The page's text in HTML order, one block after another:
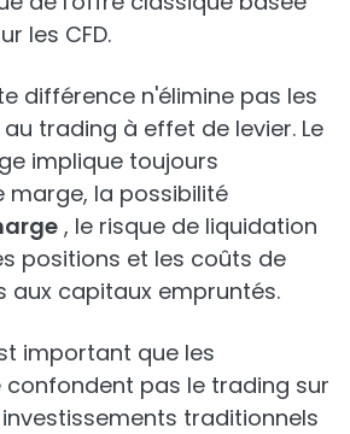
les CFD.
différence n'élimine pas les
trading à effet de levier. Le
implique toujours
marge, la possibilité
, le risque de liquidation
positions et les coûts de
aux capitaux empruntés.
important que les
confondent pas le trading sur
traditionnels